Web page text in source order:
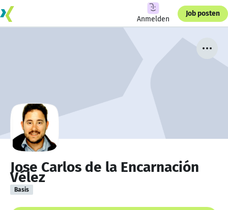
Anmelden
Job posten
Jose Carlos de la Encarnación
Vélez
Basis